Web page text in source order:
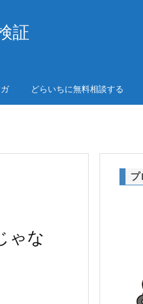
証
どらいちに無料相談する
ゃな
プ